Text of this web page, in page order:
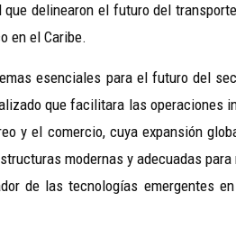
delinearon el futuro del
en el Caribe.
esenciales para el futuro del
que facilitara las operaciones
y el comercio, cuya expansión
modernas y adecuadas
de las tecnologías emergentes